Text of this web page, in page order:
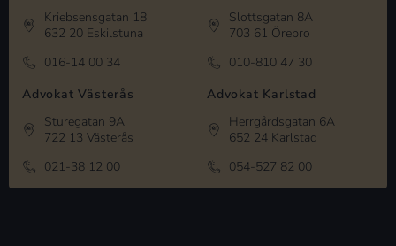
Kriebsensgatan 18
632 20 Eskilstuna
016-14 00 34
Slottsgatan 8A
703 61 Örebro
010-810 47 30
Advokat Västerås
Sturegatan 9A
722 13 Västerås
021-38 12 00
Advokat Karlstad
Herrgårdsgatan 6A
652 24 Karlstad
054-527 82 00